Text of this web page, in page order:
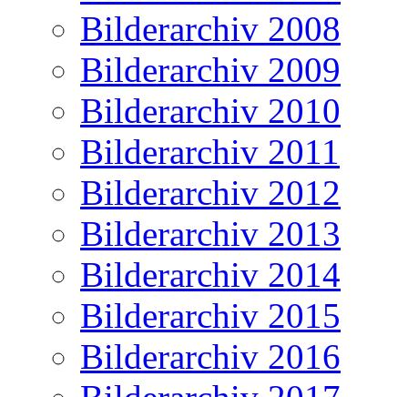
Bilderarchiv 2008
Bilderarchiv 2009
Bilderarchiv 2010
Bilderarchiv 2011
Bilderarchiv 2012
Bilderarchiv 2013
Bilderarchiv 2014
Bilderarchiv 2015
Bilderarchiv 2016